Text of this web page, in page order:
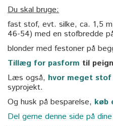
Du skal bruge:
fast stof, evt. silke, ca. 1,5
46-54) med en stofbredde
blonder med festoner på
Tillæg for pasform til
Læs også, hvor meget stof
syprojekt.
Og husk på besparelse, køb
Del gerne denne side på